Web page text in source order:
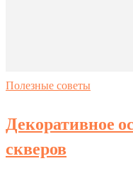
Полезные советы
Декоративное
скверов